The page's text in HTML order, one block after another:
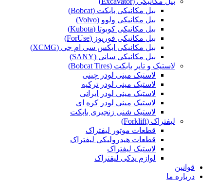
بیل مکانیکی بابکت (Bobcat)
بیل مکانیکی ولوو (Volvo)
بیل مکانیکی کوبوتا (Kubota)
بیل مکانیکی فوریوز (ForUse)
بیل مکانیکی ایکس سی ام جی (XCMG)
بیل مکانیکی سانی (SANY)
لاستیک و تایر بابکت (Bobcat Tires)
لاستیک مینی لودر چینی
لاستیک مینی لودر ترکیه
لاستیک مینی لودر ایرانی
لاستیک مینی لودر کره ای
لاستیک شنی زنجیری بابکت
لیفتراک (Forklift)
قطعات موتور لیفتراک
قطعات هیدرولیکی لیفتراک
لاستیک لیفتراک
لوازم یدکی لیفتراک
قوانین
درباره ما